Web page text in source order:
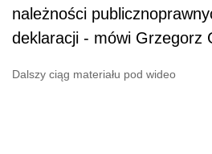
należności
deklaracji - mówi Grzegorz
Dalszy ciąg materiału pod wideo